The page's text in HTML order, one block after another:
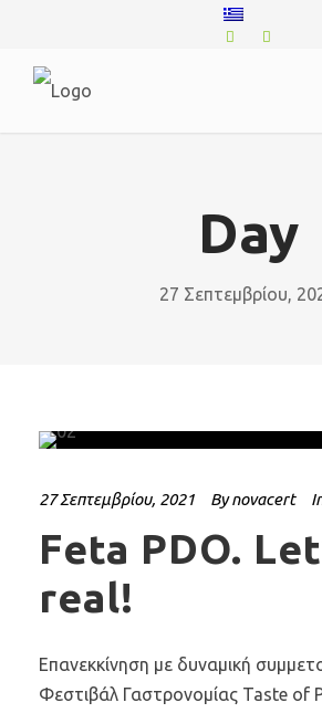
Day
27 Σεπτεμβρίου,
27 Σεπτεμβρίου, 2021 By novacert
Feta PDO.
real!
Επανεκκίνηση με δυναμική
Φεστιβάλ Γαστρονομίας Taste of